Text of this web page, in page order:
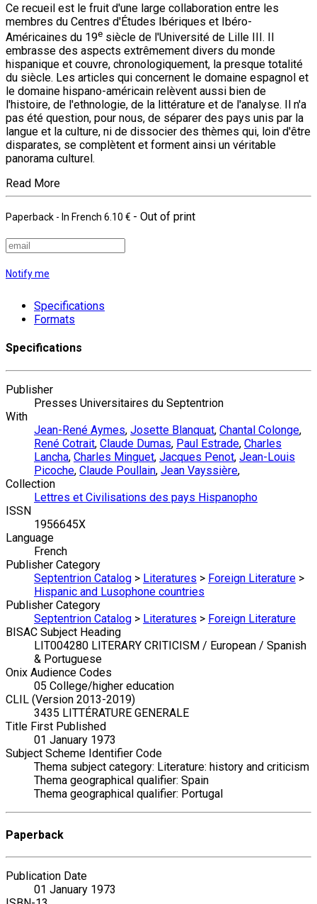
Ce recueil est le fruit d'une large collaboration entre les
membres du Centres d'Études Ibériques et Ibéro-
Américaines du 19e siècle de l'Université de Lille III. Il
embrasse des aspects extrêmement divers du monde
hispanique et couvre, chronologiquement, la presque totalité
du siècle. Les articles qui concernent le domaine espagnol et
le domaine hispano-américain relèvent aussi bien de
l'histoire, de l'ethnologie, de la littérature et de l'analyse. Il n'a
pas été question, pour nous, de séparer des pays unis par la
langue et la culture, ni de dissocier des thèmes qui, loin d'être
disparates, se complètent et forment ainsi un véritable
panorama culturel.
Read More
Paperback - In French 6.10 € - Out of print
Notify me
Specifications
Formats
Specifications
Publisher
Presses Universitaires du Septentrion
With
Jean-René Aymes, Josette Blanquat, Chantal Colonge,
René Cotrait, Claude Dumas, Paul Estrade, Charles
Lancha, Charles Minguet, Jacques Penot, Jean-Louis
Picoche, Claude Poullain, Jean Vayssière,
Collection
Lettres et Civilisations des pays Hispanopho
ISSN
1956645X
Language
French
Publisher Category
Septentrion Catalog > Literatures > Foreign Literature >
Hispanic and Lusophone countries
Publisher Category
Septentrion Catalog > Literatures > Foreign Literature
BISAC Subject Heading
LIT004280 LITERARY CRITICISM / European / Spanish
& Portuguese
Onix Audience Codes
05 College/higher education
CLIL (Version 2013-2019)
3435 LITTÉRATURE GENERALE
Title First Published
01 January 1973
Subject Scheme Identifier Code
Thema subject category: Literature: history and criticism
Thema geographical qualifier: Spain
Thema geographical qualifier: Portugal
Paperback
Publication Date
01 January 1973